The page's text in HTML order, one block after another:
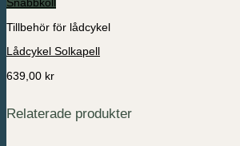
Snabbkoll
Tillbehör för lådcykel
Lådcykel Solkapell
639,00 kr
Relaterade produkter